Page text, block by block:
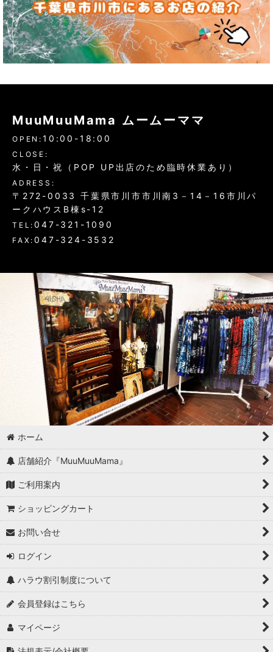
MuuMuuMama ムームーママ
OPEN: 10:00-18:00
CLOSE:
水・日・祝（POP UP出店のため臨時休業あり）
ADRESS:
〒272-0033 千葉県市川市市川南3－14－16市川パ
ークハウスB棟s-12
TEL:047-321-1090
FAX:047-324-3532
ホーム
店舗紹介『MuuMuuMama』
ご利用案内
ショッピングカート
お問い合せ
ログイン
ハラウ割引制度について
会員登録はこちら
マイページ